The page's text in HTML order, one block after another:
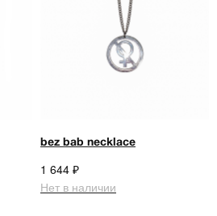
bez bab necklace
1 644 ₽
Нет в наличии